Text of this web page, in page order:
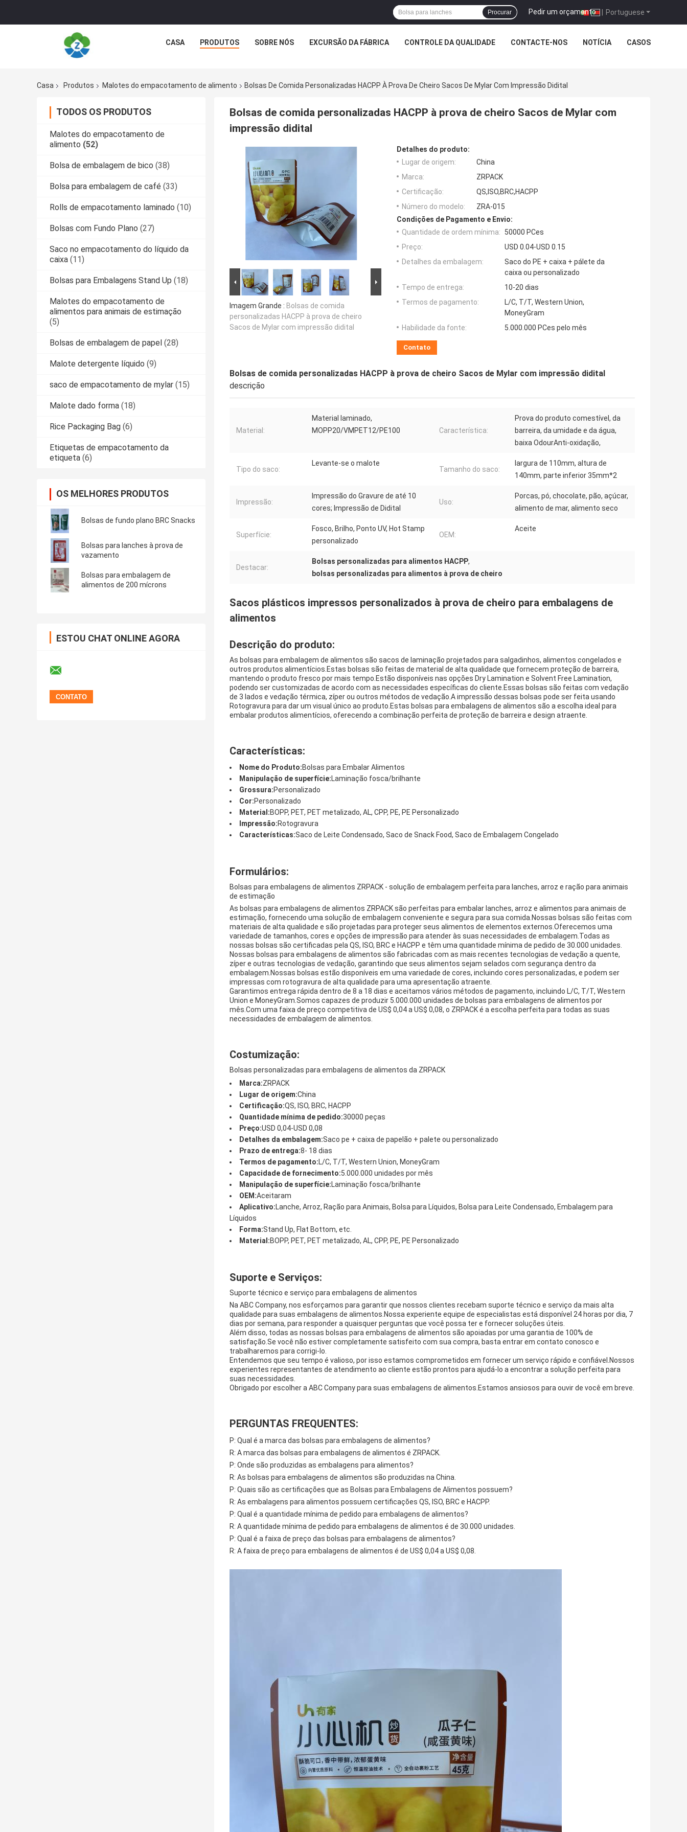
Portuguese
Pedir um orçamento |
Procurar
CASA PRODUTOS SOBRE NÓS EXCURSÃO DA FÁBRICA CONTROLE DA QUALIDADE CONTACTE-NOS NOTÍCIA CASOS
Casa Produtos Malotes do empacotamento de alimento Bolsas De Comida Personalizadas HACPP À Prova De Cheiro Sacos De Mylar Com Impressão Didital
TODOS OS PRODUTOS
Malotes do empacotamento de
alimento (52)
Bolsa de embalagem de bico (38)
Bolsa para embalagem de café (33)
Rolls de empacotamento laminado (10)
Bolsas com Fundo Plano (27)
Saco no empacotamento do líquido da
caixa (11)
Bolsas para Embalagens Stand Up (18)
Malotes do empacotamento de
alimentos para animais de estimação
(5)
Bolsas de embalagem de papel (28)
Malote detergente líquido (9)
saco de empacotamento de mylar (15)
Malote dado forma (18)
Rice Packaging Bag (6)
Etiquetas de empacotamento da
etiqueta (6)
OS MELHORES PRODUTOS
Bolsas de fundo plano BRC Snacks
Bolsas para lanches à prova de
vazamento
Bolsas para embalagem de
alimentos de 200 mícrons
ESTOU CHAT ONLINE AGORA
Bolsas de comida personalizadas HACPP à prova de cheiro Sacos de Mylar com
impressão didital
Imagem Grande : Bolsas de comida
personalizadas HACPP à prova de cheiro
Sacos de Mylar com impressão didital
Detalhes do produto:
Lugar de origem:
China
Marca:
ZRPACK
Certificação:
QS,ISO,BRC,HACPP
Número do modelo:
ZRA-015
Condições de Pagamento e Envio:
Quantidade de ordem mínima:
50000 PCes
Preço:
USD 0.04-USD 0.15
Detalhes da embalagem:
Saco do PE + caixa + pálete da
caixa ou personalizado
Tempo de entrega:
10-20 dias
Termos de pagamento:
L/C, T/T, Western Union,
MoneyGram
Habilidade da fonte:
5.000.000 PCes pelo mês
Contato
Bolsas de comida personalizadas HACPP à prova de cheiro Sacos de Mylar com impressão didital
descrição
Material:
Material laminado,
MOPP20/VMPET12/PE100
Característica:
Prova do produto comestível, da
barreira, da umidade e da água,
baixa OdourAnti-oxidação,
Tipo do saco:
Levante-se o malote
Tamanho do saco:
largura de 110mm, altura de
140mm, parte inferior 35mm*2
Impressão:
Impressão do Gravure de até 10
cores; Impressão de Didital
Uso:
Porcas, pó, chocolate, pão, açúcar,
alimento de mar, alimento seco
Superfície:
Fosco, Brilho, Ponto UV, Hot Stamp
personalizado
OEM:
Aceite
Destacar:
Bolsas personalizadas para alimentos HACPP,
bolsas personalizadas para alimentos à prova de cheiro
Sacos plásticos impressos personalizados à prova de cheiro para embalagens de
alimentos
Descrição do produto:
As bolsas para embalagem de alimentos são sacos de laminação projetados para salgadinhos, alimentos congelados e
outros produtos alimentícios.Estas bolsas são feitas de material de alta qualidade que fornecem proteção de barreira,
mantendo o produto fresco por mais tempo.Estão disponíveis nas opções Dry Lamination e Solvent Free Lamination,
podendo ser customizadas de acordo com as necessidades específicas do cliente.Essas bolsas são feitas com vedação
de 3 lados e vedação térmica, zíper ou outros métodos de vedação.A impressão dessas bolsas pode ser feita usando
Rotogravura para dar um visual único ao produto.Estas bolsas para embalagens de alimentos são a escolha ideal para
embalar produtos alimentícios, oferecendo a combinação perfeita de proteção de barreira e design atraente.
Características:
Nome do Produto:Bolsas para Embalar Alimentos
Manipulação de superfície:Laminação fosca/brilhante
Grossura:Personalizado
Cor:Personalizado
Material:BOPP, PET, PET metalizado, AL, CPP, PE, PE Personalizado
Impressão:Rotogravura
Características:Saco de Leite Condensado, Saco de Snack Food, Saco de Embalagem Congelado
Formulários:
Bolsas para embalagens de alimentos ZRPACK - solução de embalagem perfeita para lanches, arroz e ração para animais
de estimação
As bolsas para embalagens de alimentos ZRPACK são perfeitas para embalar lanches, arroz e alimentos para animais de
estimação, fornecendo uma solução de embalagem conveniente e segura para sua comida.Nossas bolsas são feitas com
materiais de alta qualidade e são projetadas para proteger seus alimentos de elementos externos.Oferecemos uma
variedade de tamanhos, cores e opções de impressão para atender às suas necessidades de embalagem.Todas as
nossas bolsas são certificadas pela QS, ISO, BRC e HACPP e têm uma quantidade mínima de pedido de 30.000 unidades.
Nossas bolsas para embalagens de alimentos são fabricadas com as mais recentes tecnologias de vedação a quente,
zíper e outras tecnologias de vedação, garantindo que seus alimentos sejam selados com segurança dentro da
embalagem.Nossas bolsas estão disponíveis em uma variedade de cores, incluindo cores personalizadas, e podem ser
impressas com rotogravura de alta qualidade para uma apresentação atraente.
Garantimos entrega rápida dentro de 8 a 18 dias e aceitamos vários métodos de pagamento, incluindo L/C, T/T, Western
Union e MoneyGram.Somos capazes de produzir 5.000.000 unidades de bolsas para embalagens de alimentos por
mês.Com uma faixa de preço competitiva de US$ 0,04 a US$ 0,08, o ZRPACK é a escolha perfeita para todas as suas
necessidades de embalagem de alimentos.
Costumização:
Bolsas personalizadas para embalagens de alimentos da ZRPACK
Marca:ZRPACK
Lugar de origem:China
Certificação:QS, ISO, BRC, HACPP
Quantidade mínima de pedido:30000 peças
Preço:USD 0,04-USD 0,08
Detalhes da embalagem:Saco pe + caixa de papelão + palete ou personalizado
Prazo de entrega:8- 18 dias
Termos de pagamento:L/C, T/T, Western Union, MoneyGram
Capacidade de fornecimento:5.000.000 unidades por mês
Manipulação de superfície:Laminação fosca/brilhante
OEM:Aceitaram
Aplicativo:Lanche, Arroz, Ração para Animais, Bolsa para Líquidos, Bolsa para Leite Condensado, Embalagem para
Líquidos
Forma:Stand Up, Flat Bottom, etc.
Material:BOPP, PET, PET metalizado, AL, CPP, PE, PE Personalizado
Suporte e Serviços:
Suporte técnico e serviço para embalagens de alimentos
Na ABC Company, nos esforçamos para garantir que nossos clientes recebam suporte técnico e serviço da mais alta
qualidade para suas embalagens de alimentos.Nossa experiente equipe de especialistas está disponível 24 horas por dia, 7
dias por semana, para responder a quaisquer perguntas que você possa ter e fornecer soluções úteis.
Além disso, todas as nossas bolsas para embalagens de alimentos são apoiadas por uma garantia de 100% de
satisfação.Se você não estiver completamente satisfeito com sua compra, basta entrar em contato conosco e
trabalharemos para corrigi-lo.
Entendemos que seu tempo é valioso, por isso estamos comprometidos em fornecer um serviço rápido e confiável.Nossos
experientes representantes de atendimento ao cliente estão prontos para ajudá-lo a encontrar a solução perfeita para
suas necessidades.
Obrigado por escolher a ABC Company para suas embalagens de alimentos.Estamos ansiosos para ouvir de você em breve.
PERGUNTAS FREQUENTES:
P: Qual é a marca das bolsas para embalagens de alimentos?
R: A marca das bolsas para embalagens de alimentos é ZRPACK.
P: Onde são produzidas as embalagens para alimentos?
R: As bolsas para embalagens de alimentos são produzidas na China.
P: Quais são as certificações que as Bolsas para Embalagens de Alimentos possuem?
R: As embalagens para alimentos possuem certificações QS, ISO, BRC e HACPP.
P: Qual é a quantidade mínima de pedido para embalagens de alimentos?
R: A quantidade mínima de pedido para embalagens de alimentos é de 30.000 unidades.
P: Qual é a faixa de preço das bolsas para embalagens de alimentos?
R: A faixa de preço para embalagens de alimentos é de US$ 0,04 a US$ 0,08.